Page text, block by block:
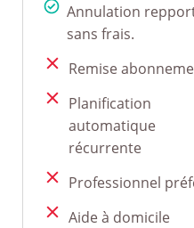
Annulation
sans frais.
Remise
Planification
automatique
récurrente
Professionnel
Aide à domicile